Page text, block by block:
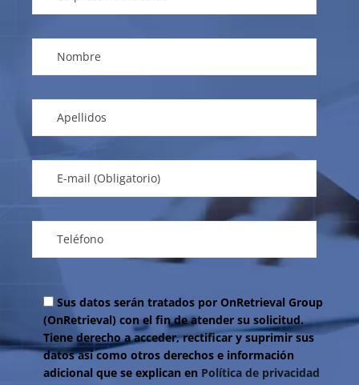
Sus datos serán tratados por OnRetrieval Group
(OnRetrieval) con el fin de atender su solicitud.
Tiene derecho a acceder, rectificar y suprimir sus
datos así como otros derechos e información
adicional que se explican en Política de privacidad